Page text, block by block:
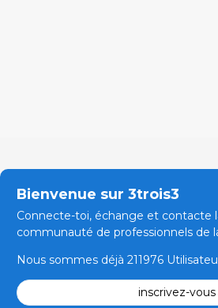
Bienvenue sur 3trois3
Connecte-toi, échange et contacte
communauté de professionnels de
Nous sommes déjà 211976
inscrivez-vous